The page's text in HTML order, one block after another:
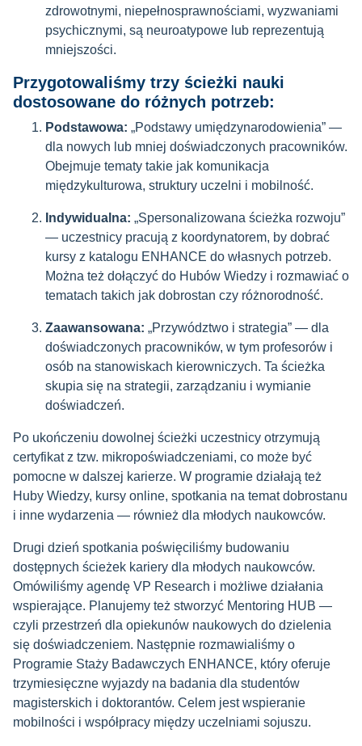
zdrowotnymi, niepełnosprawnościami, wyzwaniami
psychicznymi, są neuroatypowe lub reprezentują
mniejszości.
Przygotowaliśmy trzy ścieżki nauki
dostosowane do różnych potrzeb:
Podstawowa: „Podstawy umiędzynarodowienia” —
dla nowych lub mniej doświadczonych pracowników.
Obejmuje tematy takie jak komunikacja
międzykulturowa, struktury uczelni i mobilność.
Indywidualna: „Spersonalizowana ścieżka rozwoju”
— uczestnicy pracują z koordynatorem, by dobrać
kursy z katalogu ENHANCE do własnych potrzeb.
Można też dołączyć do Hubów Wiedzy i rozmawiać o
tematach takich jak dobrostan czy różnorodność.
Zaawansowana: „Przywództwo i strategia” — dla
doświadczonych pracowników, w tym profesorów i
osób na stanowiskach kierowniczych. Ta ścieżka
skupia się na strategii, zarządzaniu i wymianie
doświadczeń.
Po ukończeniu dowolnej ścieżki uczestnicy otrzymują
certyfikat z tzw. mikropoświadczeniami, co może być
pomocne w dalszej karierze. W programie działają też
Huby Wiedzy, kursy online, spotkania na temat dobrostanu
i inne wydarzenia — również dla młodych naukowców.
Drugi dzień spotkania poświęciliśmy budowaniu
dostępnych ścieżek kariery dla młodych naukowców.
Omówiliśmy agendę VP Research i możliwe działania
wspierające. Planujemy też stworzyć Mentoring HUB —
czyli przestrzeń dla opiekunów naukowych do dzielenia
się doświadczeniem. Następnie rozmawialiśmy o
Programie Staży Badawczych ENHANCE, który oferuje
trzymiesięczne wyjazdy na badania dla studentów
magisterskich i doktorantów. Celem jest wspieranie
mobilności i współpracy między uczelniami sojuszu.